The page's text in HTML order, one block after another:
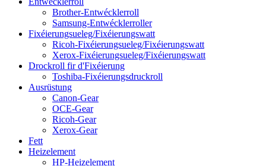
Brother-Entwécklerroll
Samsung-Entwécklerroller
Fixéierungsueleg/Fixéierungswatt
Ricoh-Fixéierungsueleg/Fixéierungswatt
Xerox-Fixéierungsueleg/Fixéierungswatt
Drockroll fir d'Fixéierung
Toshiba-Fixéierungsdruckroll
Ausrüstung
Canon-Gear
OCE-Gear
Ricoh-Gear
Xerox-Gear
Fett
Heizelement
HP-Heizelement